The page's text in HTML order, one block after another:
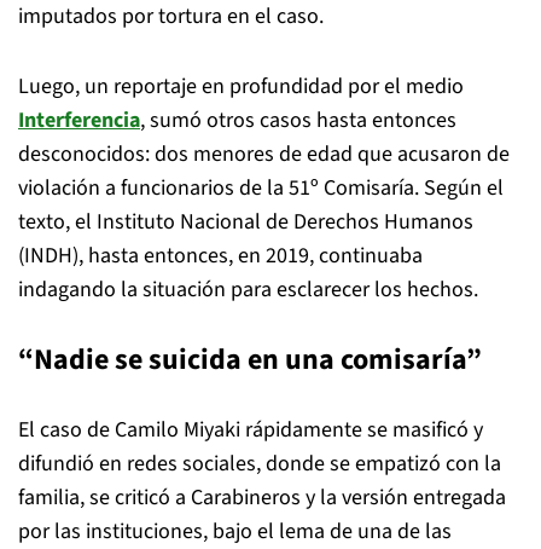
imputados por tortura en el caso.
Luego, un reportaje en profundidad por el medio
Interferencia, sumó otros casos hasta entonces
desconocidos: dos menores de edad que acusaron de
violación a funcionarios de la 51º Comisaría. Según el
texto, el Instituto Nacional de Derechos Humanos
(INDH), hasta entonces, en 2019, continuaba
indagando la situación para esclarecer los hechos.
“Nadie se suicida en una comisaría”
El caso de Camilo Miyaki rápidamente se masificó y
difundió en redes sociales, donde se empatizó con la
familia, se criticó a Carabineros y la versión entregada
por las instituciones, bajo el lema de una de las